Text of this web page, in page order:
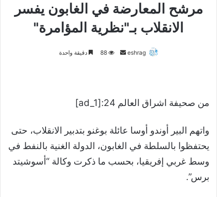
مرشح المعارضة في الغابون يفسر
الانقلاب بـ"نظرية المؤامرة"
eshrag
أرسل88 دقيقة واحدة
من صحيفة اشراق العالم 24:[ad_1]
واتهم البير أوندو أوسا عائلة بوغنو بتدبير الانقلاب، حتى
يحتفظوا بالسلطة في الغابون، الدولة الغنية بالنفط في
وسط غربي إفريقيا، بحسب ما ذكرت وكالة “أسوشيتد
برس”.